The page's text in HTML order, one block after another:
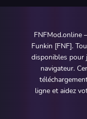
FNFMod.online
Funkin [FNF].
disponibles pour
navigateur.
ligne et aidez